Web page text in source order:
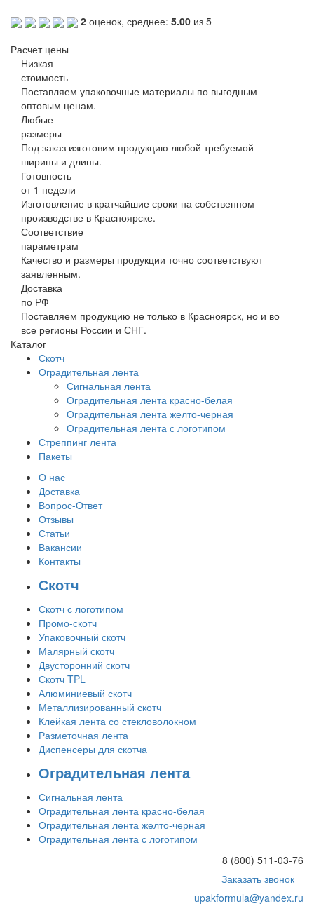
2 оценок, среднее: 5.00 из 5
Расчет цены
Низкая
стоимость
Поставляем упаковочные материалы по выгодным
оптовым ценам.
Любые
размеры
Под заказ изготовим продукцию любой требуемой
ширины и длины.
Готовность
от 1 недели
Изготовление в кратчайшие сроки на собственном
производстве в Красноярске.
Соответствие
параметрам
Качество и размеры продукции точно соответствуют
заявленным.
Доставка
по РФ
Поставляем продукцию не только в Красноярск, но и во
все регионы России и СНГ.
Каталог
Скотч
Оградительная лента
Сигнальная лента
Оградительная лента красно-белая
Оградительная лента желто-черная
Оградительная лента с логотипом
Стреппинг лента
Пакеты
О нас
Доставка
Вопрос-Ответ
Отзывы
Статьи
Вакансии
Контакты
Скотч
Скотч с логотипом
Промо-скотч
Упаковочный скотч
Малярный скотч
Двусторонний скотч
Скотч TPL
Алюминиевый скотч
Металлизированный скотч
Клейкая лента со стекловолокном
Разметочная лента
Диспенсеры для скотча
Оградительная лента
Сигнальная лента
Оградительная лента красно-белая
Оградительная лента желто-черная
Оградительная лента с логотипом
8 (800) 511-03-76
Заказать звонок
upakformula@yandex.ru